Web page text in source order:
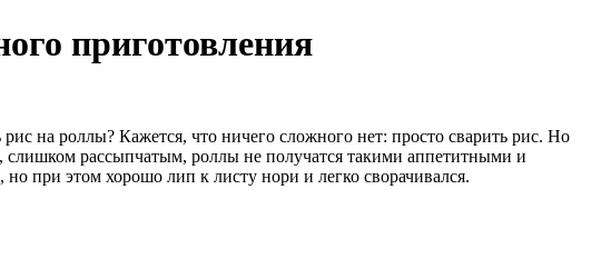
приготовления
на роллы? Кажется, что ничего сложного нет: просто сварить рис. Но
слишком рассыпчатым, роллы не получатся такими аппетитными и
при этом хорошо лип к листу нори и легко сворачивался.